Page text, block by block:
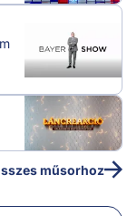
műsorhoz